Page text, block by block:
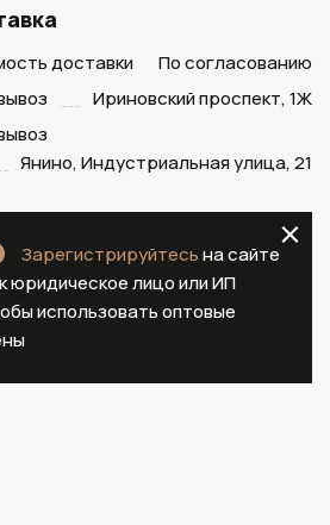
доставки
По согласованию
Ириновский проспект, 1Ж
Янино, Индустриальная улица, 21
Зарегистрируйтесьна сайте
юридическое лицо или ИП
использовать оптовые